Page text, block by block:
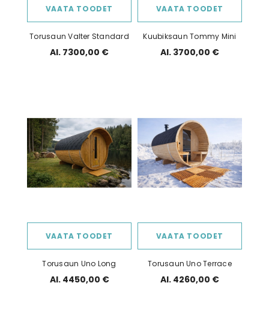
VAATA TOODET
Torusaun Valter Standard
Al. 7300,00 €
VAATA TOODET
Kuubiksaun Tommy Mini
Al. 3700,00 €
VAATA TOODET
Torusaun Uno Long
Al. 4450,00 €
VAATA TOODET
Torusaun Uno Terrace
Al. 4260,00 €